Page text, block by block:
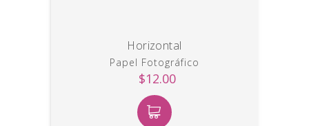
Horizontal
Papel Fotográfico
$12.00